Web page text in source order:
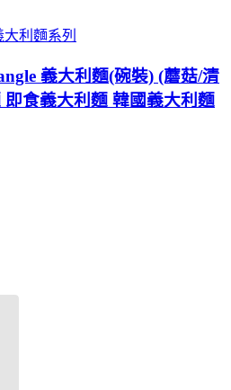
利麵系列
義大利麵(碗裝) (蘑菇/清
食義大利麵 韓國義大利麵